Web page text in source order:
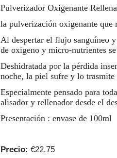
Pulverizador Oxigenante
la pulverización oxigenante que
Al despertar el flujo sanguíneo
de oxigeno y micro-nutrientes
Deshidratada por la pérdida
noche, la piel sufre y lo
Especialmente pensado para
alisador y rellenador desde el
Presentación : envase de 100ml
Precio: €22.75